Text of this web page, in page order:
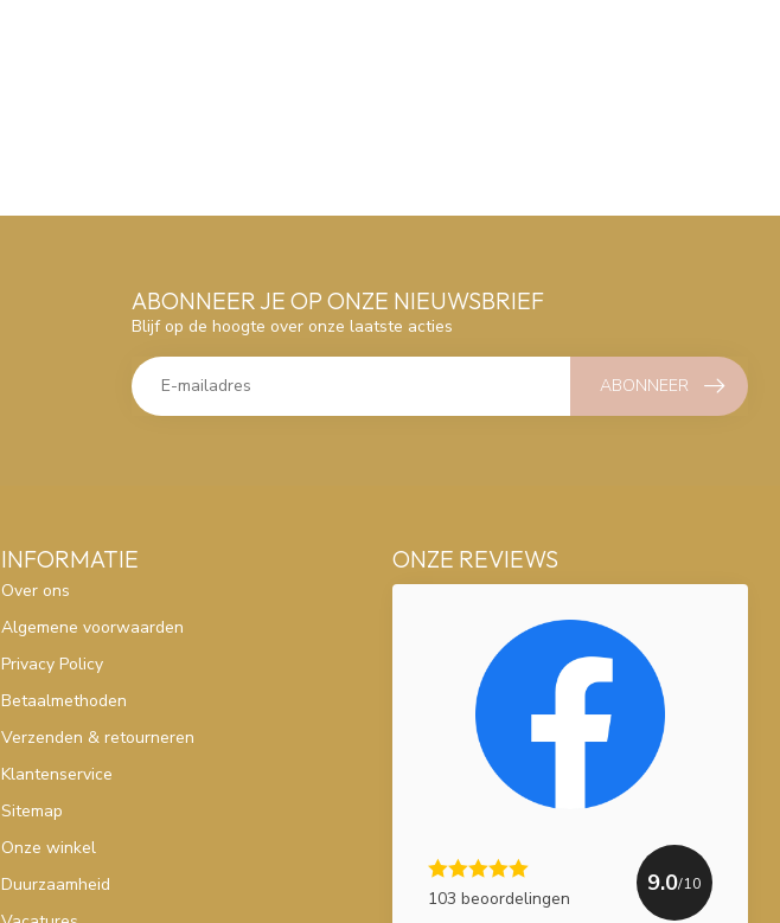
ABONNEER JE OP ONZE NIEUWSBRIEF
Blijf op de hoogte over onze laatste acties
ABONNEER
INFORMATIE
Over ons
Algemene voorwaarden
Privacy Policy
Betaalmethoden
Verzenden & retourneren
Klantenservice
Sitemap
Onze winkel
Duurzaamheid
ONZE REVIEWS
103 beoordelingen
9.0/10